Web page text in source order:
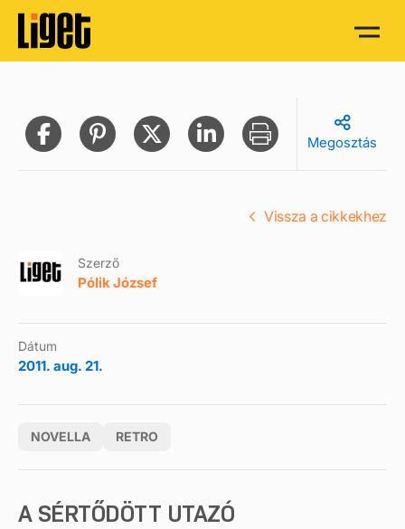
Megosztás
Szerző
Pólik József
Dátum
2011. aug. 21.
NOVELLA RETRO
Vissza a cikkekhez
A SÉRTŐDÖTT UTAZÓ